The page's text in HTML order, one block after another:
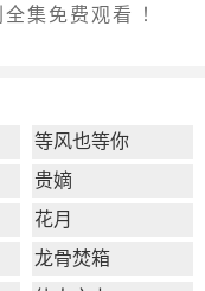
集 免费观看 ！
等风也等你
贵嫡
花月
龙骨焚箱